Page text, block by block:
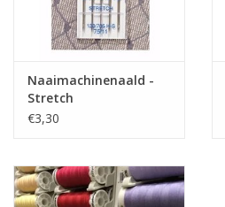
Naaimachinenaald -
Stretch
€3,30